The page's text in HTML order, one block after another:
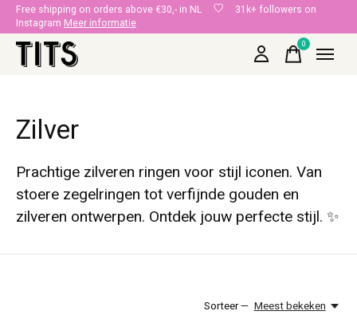
Free shipping on orders above €30,- in NL
31k+ followers on
Instagram Meer informatie
0items
Zilver
Prachtige zilveren ringen voor stijl iconen. Van
stoere zegelringen tot verfijnde gouden en
zilveren ontwerpen. Ontdek jouw perfecte stijl. ✨
Sorteer — Meest bekeken